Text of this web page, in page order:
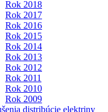
Rok 2018
Rok 2017
Rok 2016
Rok 2015
Rok 2014
Rok 2013
Rok 2012
Rok 2011
Rok 2010
Rok 2009
distribúcie elektriny